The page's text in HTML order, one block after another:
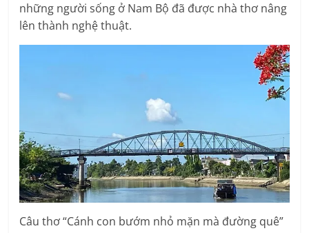
những người sống ở Nam Bộ đã được nhà thơ nâng
lên thành nghệ thuật.
Câu thơ “Cánh con bướm nhỏ mặn mà đường quê”